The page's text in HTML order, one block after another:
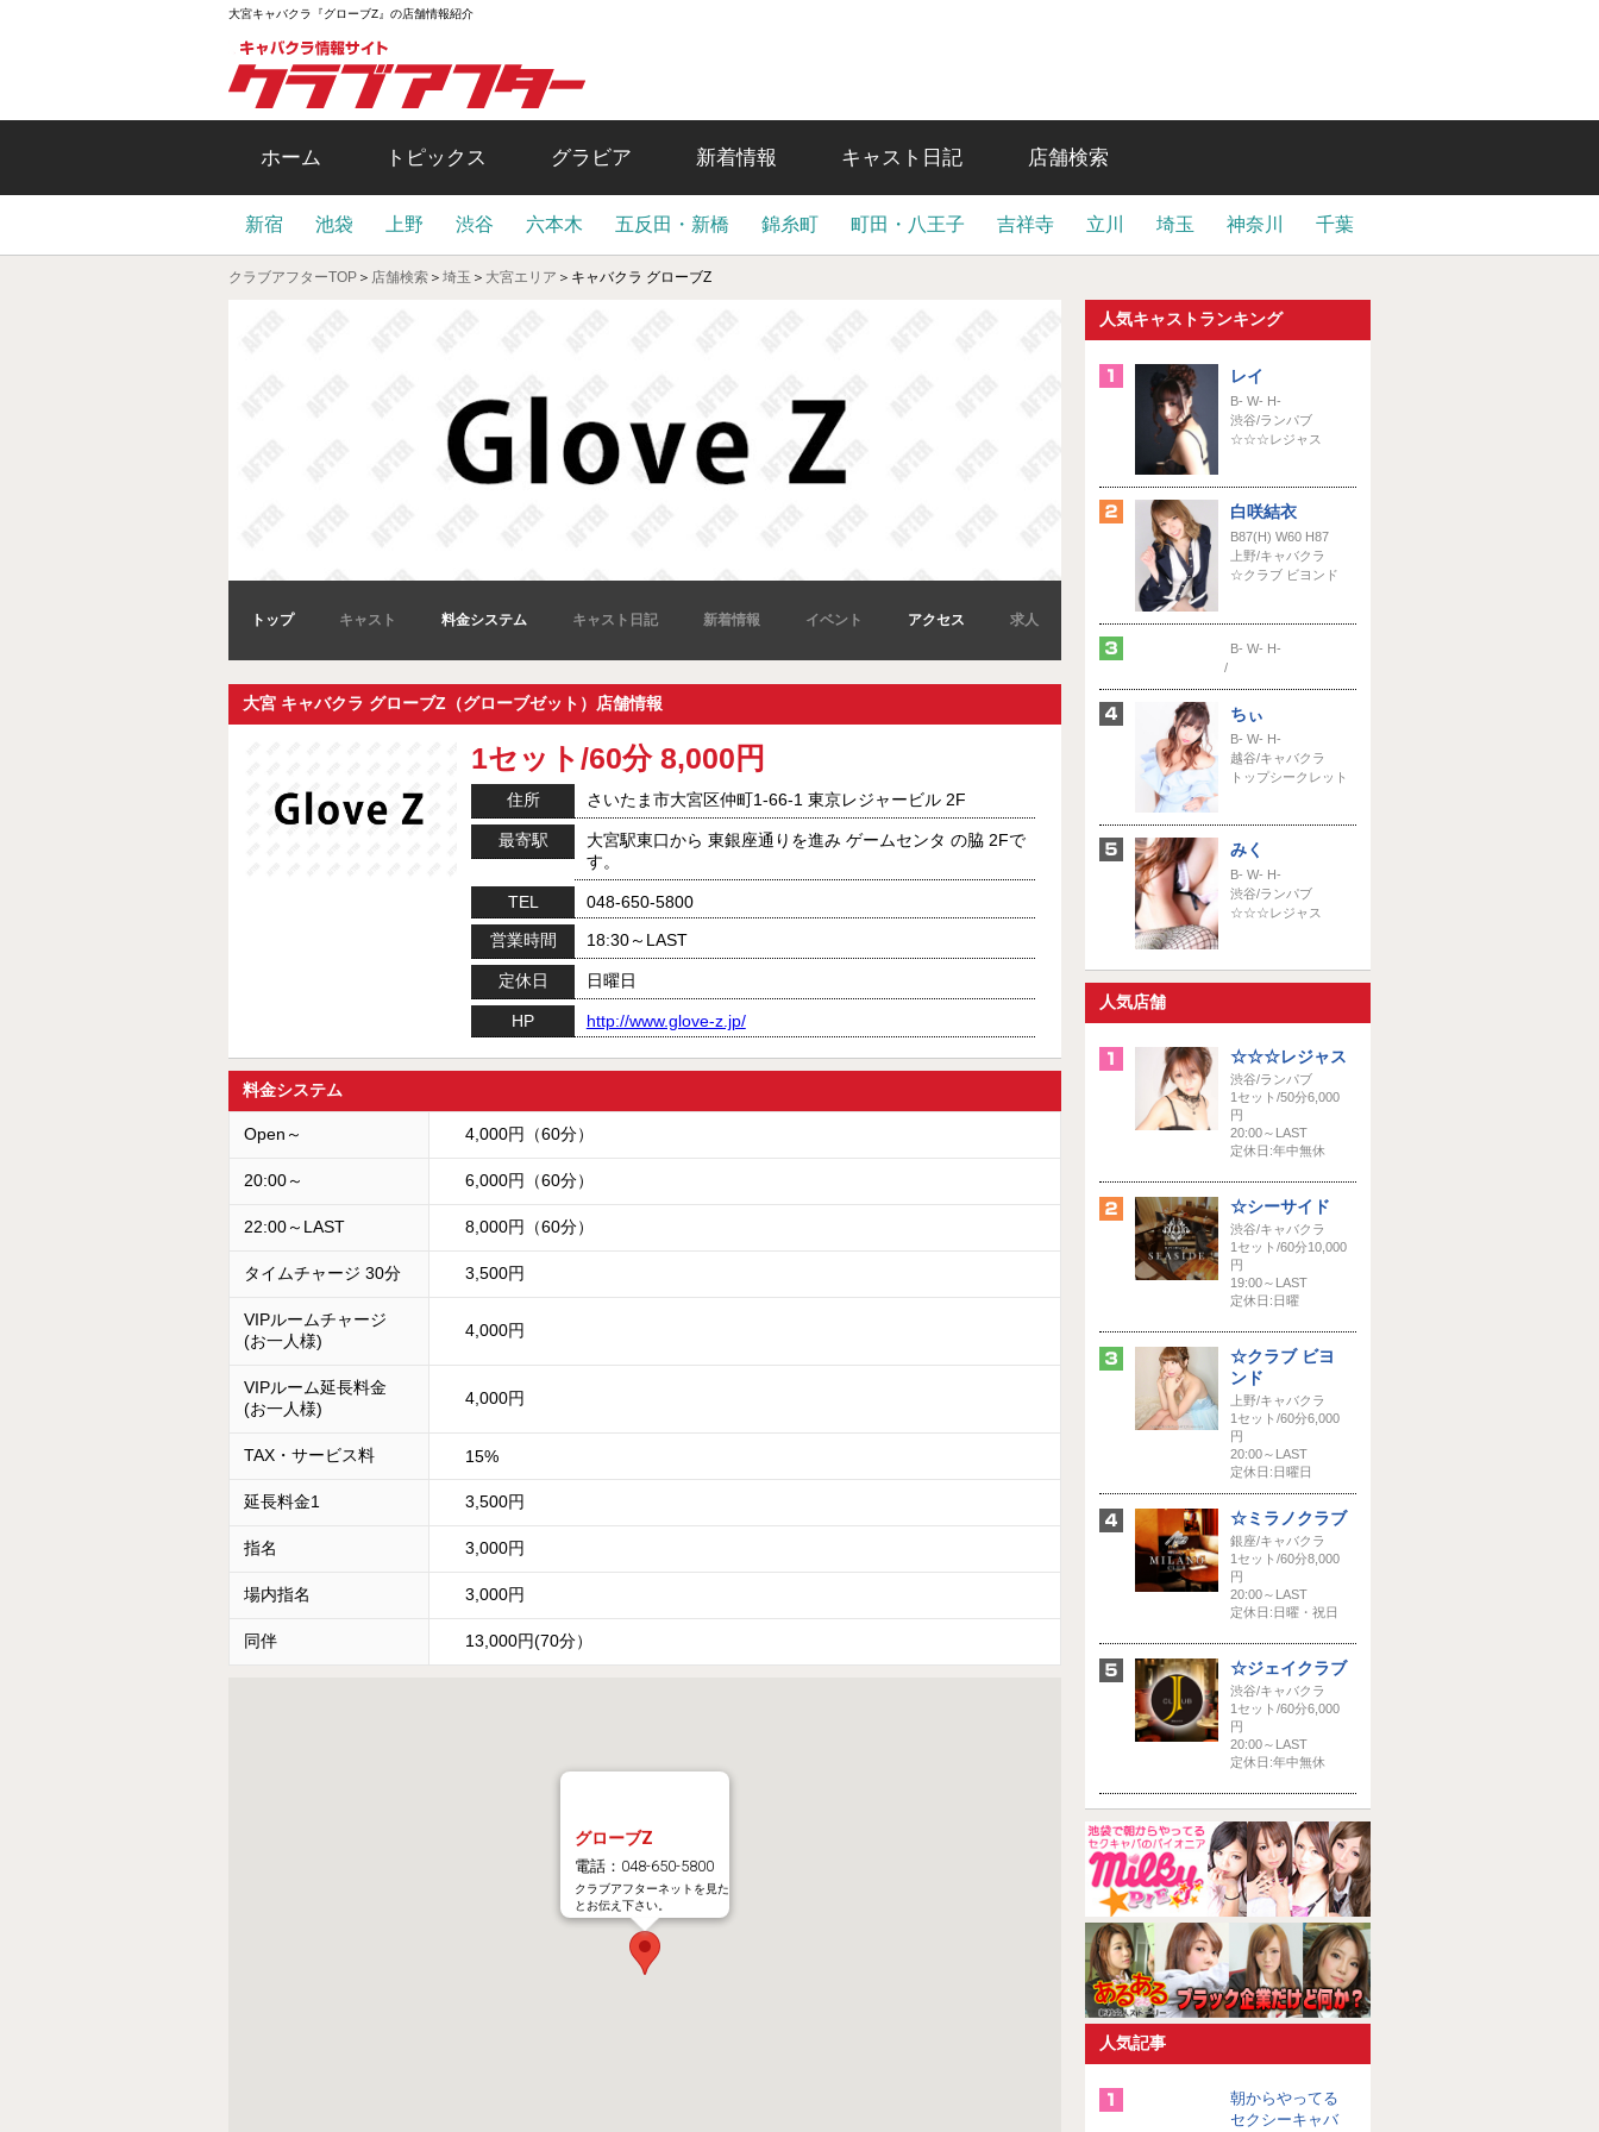
大宮キャバクラ『グローブZ』の店舗情報紹介
ホーム トピックス グラビア 新着情報 キャスト日記 店舗検索
新宿 池袋 上野 渋谷 六本木 五反田・新橋 錦糸町 町田・八王子 吉祥寺 立川 埼玉 神奈川 千葉
クラブアフターTOP ＞ 店舗検索 ＞ 埼玉 ＞ 大宮エリア ＞ キャバクラ グローブZ
トップ キャスト 料金システム キャスト日記 新着情報 イベント アクセス 求人
大宮 キャバクラ グローブZ（グローブゼット）店舗情報
1セット/60分 8,000円
住所 さいたま市大宮区仲町1-66-1 東京レジャービル 2F
最寄駅
大宮駅東口から 東銀座通りを進み ゲームセンタ の脇 2Fで
す。
TEL
048-650-5800
営業時間
18:30～LAST
定休日 日曜日
HP http://www.glove-z.jp/
料金システム
Open～ 4,000円（60分）
20:00～ 6,000円（60分）
22:00～LAST 8,000円（60分）
タイムチャージ 30分 3,500円
VIPルームチャージ
(お一人様)
4,000円
VIPルーム延長料金
(お一人様)
4,000円
TAX・サービス料 15%
延長料金1 3,500円
指名 3,000円
場内指名 3,000円
同伴 13,000円(70分）
グローブZ
電話：048-650-5800
クラブアフターネットを見た
とお伝え下さい。
人気キャストランキング
レイ
B- W- H-
渋谷/ランパブ
☆☆☆レジャス
白咲結衣
B87(H) W60 H87
上野/キャバクラ
☆クラブ ビヨンド
B- W- H-
/
ちぃ
B- W- H-
越谷/キャバクラ
トップシークレット
みく
B- W- H-
渋谷/ランパブ
☆☆☆レジャス
人気店舗
☆☆☆レジャス
渋谷/ランパブ
1セット/50分6,000
円
20:00～LAST
定休日:年中無休
☆シーサイド
渋谷/キャバクラ
1セット/60分10,000
円
19:00～LAST
定休日:日曜
☆クラブ ビヨ
ンド
上野/キャバクラ
1セット/60分6,000
円
20:00～LAST
定休日:日曜日
☆ミラノクラブ
銀座/キャバクラ
1セット/60分8,000
円
20:00～LAST
定休日:日曜・祝日
☆ジェイクラブ
渋谷/キャバクラ
1セット/60分6,000
円
20:00～LAST
定休日:年中無休
人気記事
朝からやってる
セクシーキャバ